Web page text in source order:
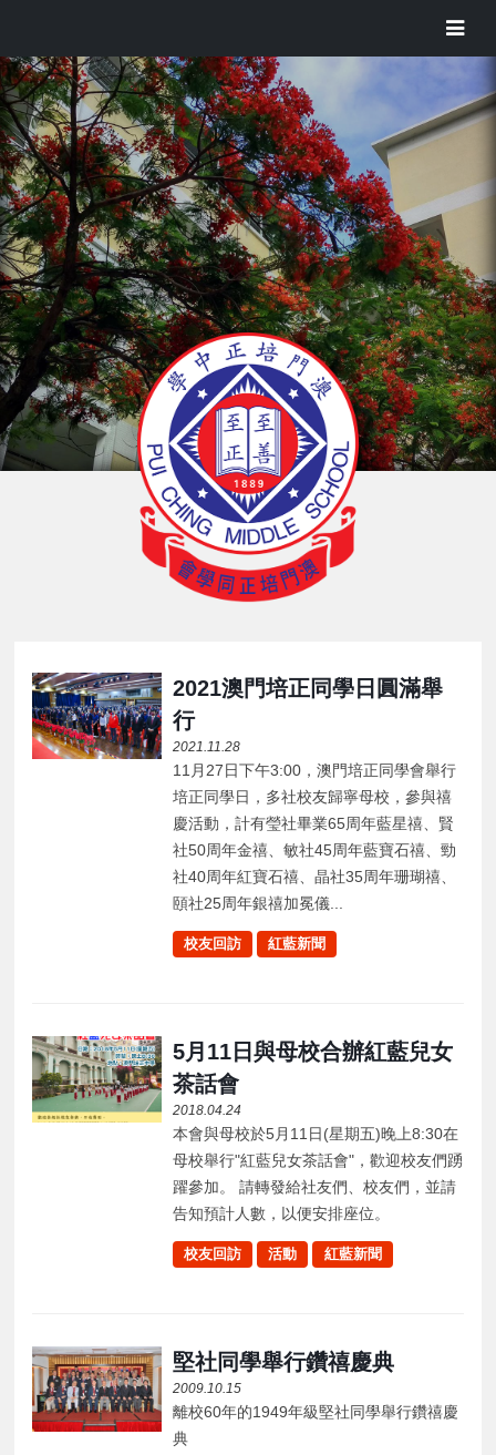
2021澳門培正同學日圓滿舉
行
2021.11.28
11月27日下午3:00，澳門培正同學會舉行
培正同學日，多社校友歸寧母校，參與禧
慶活動，計有瑩社畢業65周年藍星禧、賢
社50周年金禧、敏社45周年藍寶石禧、勁
社40周年紅寶石禧、晶社35周年珊瑚禧、
頤社25周年銀禧加冕儀...
校友回訪 紅藍新聞
5月11日與母校合辦紅藍兒女
茶話會
2018.04.24
本會與母校於5月11日(星期五)晚上8:30在
母校舉行"紅藍兒女茶話會"，歡迎校友們踴
躍參加。 請轉發給社友們、校友們，並請
告知預計人數，以便安排座位。
校友回訪 活動 紅藍新聞
堅社同學舉行鑽禧慶典
2009.10.15
離校60年的1949年級堅社同學舉行鑽禧慶
典